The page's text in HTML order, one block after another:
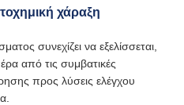
χάραξη
συνεχίζει να εξελίσσεται,
​​από τις συμβατικές
προς λύσεις ελέγχου